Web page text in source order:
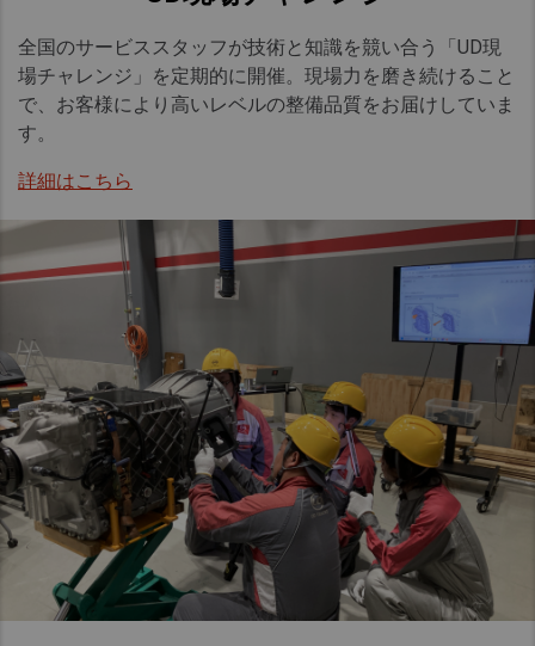
全国のサービススタッフが技術と知識を競い合う「UD現
場チャレンジ」を定期的に開催。現場力を磨き続けること
で、お客様により高いレベルの整備品質をお届けしていま
す。
詳細はこちら